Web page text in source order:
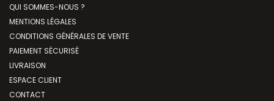
QUI SOMMES-NOUS ?
MENTIONS LÉGALES
CONDITIONS GÉNÉRALES DE VENTE
PAIEMENT SÉCURISÉ
LIVRAISON
ESPACE CLIENT
CONTACT